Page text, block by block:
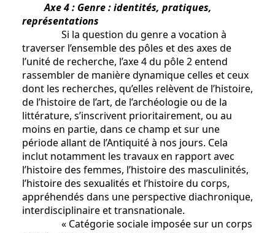
Axe 4 : Genre : identités, pratiques,
représentations
Si la question du genre a vocation à
traverser l’ensemble des pôles et des axes de
l’unité de recherche, l’axe 4 du pôle 2 entend
rassembler de manière dynamique celles et ceux
dont les recherches, qu’elles relèvent de l’histoire,
de l’histoire de l’art, de l’archéologie ou de la
littérature, s’inscrivent prioritairement, ou au
moins en partie, dans ce champ et sur une
période allant de l’Antiquité à nos jours. Cela
inclut notamment les travaux en rapport avec
l’histoire des femmes, l’histoire des masculinités,
l’histoire des sexualités et l’histoire du corps,
appréhendés dans une perspective diachronique,
interdisciplinaire et transnationale.
« Catégorie sociale imposée sur un corps